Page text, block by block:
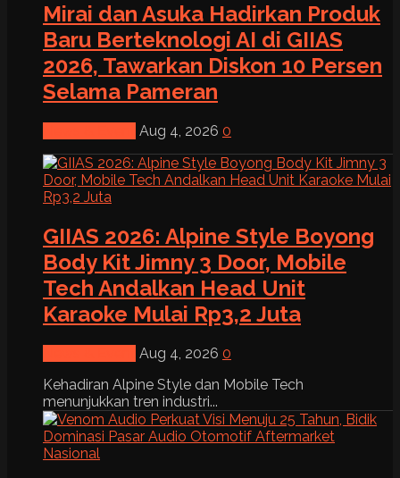
Mirai dan Asuka Hadirkan Produk
Baru Berteknologi AI di GIIAS
2026, Tawarkan Diskon 10 Persen
Selama Pameran
Aug 4, 2026 0
GIIAS 2026: Alpine Style Boyong
Body Kit Jimny 3 Door, Mobile
Tech Andalkan Head Unit
Karaoke Mulai Rp3,2 Juta
Aug 4, 2026 0
Kehadiran Alpine Style dan Mobile Tech
menunjukkan tren industri...